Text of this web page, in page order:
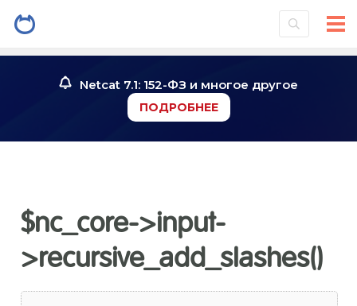
Netcat 7.1: 152-ФЗ и многое другое
ПОДРОБНЕЕ
$nc_core->input-
>recursive_add_slashes()